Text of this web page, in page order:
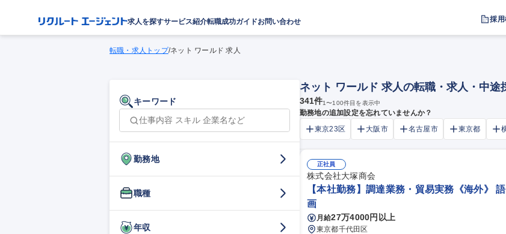
求人を探すサービス紹介転職成功ガイドお問い合わせ 採
転職・求人トップ/ネット ワールド 求人
キーワード
勤務地
職種
年収
ネット ワールド 求人の転職・求人・中途
341件1〜100件目を表示中
勤務地の追加設定を忘れていませんか？
東京23区
大阪市 名古屋市 東京都
正社員
株式会社大塚商会
【本社勤務】調達業務・貿易実務《海外》
画
月給27万4000円以上
東京都千代田区